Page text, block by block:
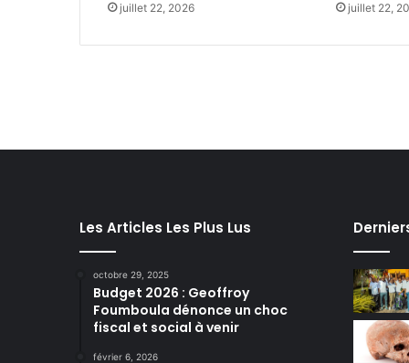
juillet 22, 2026 juillet 22,
Les Articles Les Plus Lus
octobre 29, 2025
Budget 2026 : Geoffroy
Foumboula dénonce un choc
fiscal et social à venir
février 6, 2026